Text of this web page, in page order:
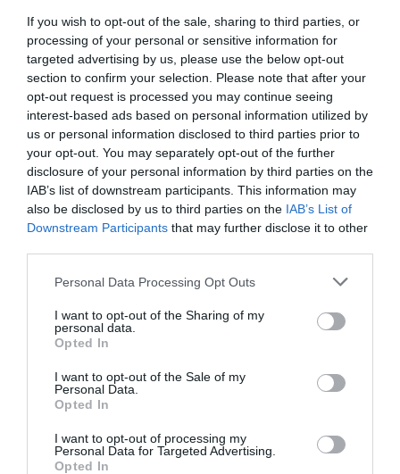
If you wish to opt-out of the sale, sharing to third parties, or
processing of your personal or sensitive information for
targeted advertising by us, please use the below opt-out
section to confirm your selection. Please note that after your
opt-out request is processed you may continue seeing
interest-based ads based on personal information utilized by
us or personal information disclosed to third parties prior to
your opt-out. You may separately opt-out of the further
disclosure of your personal information by third parties on the
IAB’s list of downstream participants. This information may
also be disclosed by us to third parties on the IAB’s List of
Downstream Participants that may further disclose it to other
Please note that this website/app uses one or more Google
not limited to your visit or usage behaviour. You may click to
grant or deny consent to Google and its third-party tags to
use your data for below specified purposes in below Google
consent section.
Personal Data Processing Opt Outs
I want to opt-out of the Sharing of my
personal data.
Opted In
I want to opt-out of the Sale of my
Personal Data.
Opted In
I want to opt-out of processing my
Personal Data for Targeted Advertising.
Opted In
Προτεινόμενα άρθρα
Γιατί οι Τούρκοι συρρέουν στα ελληνικά νησιά
ΕΚΔΗΛΩΣΕΙΣ ΤΩΝ ΗΜΕΡΩΝ: Παγοποιείο
Μαντζαβελάκη & Καΐρειος Βιβλιοθήκη
ΦΕΣΤΙΒΑΛ ΑΝΔΡΟΥ: Ένα βαθυστόχαστο έργο του
Μπέκετ
ευκαιρίες για να φανεί.
ΡΑΦΗΝΑ – ΘΕΟΥΤΑ σημειώσατε…
Πρόσφατα Άρθρα
Γιατί οι Τούρκοι συρρέουν